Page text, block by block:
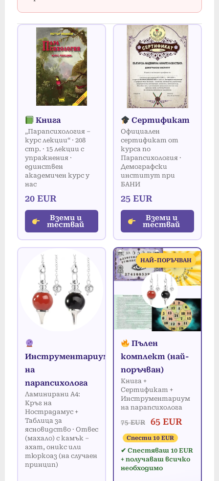
Книга
„Парапсихология –
курс лекции“ · 208
стр. · 15 лекции с
упражнения ·
единствен
академичен курс у
нас
20 EUR
Вземи и
тествай
Сертификат
Официален
сертификат от
курса по
Парапсихология ·
Демографски
институт при
БАНИ
25 EUR
Вземи и
тествай
Инструментариум
на
парапсихолога
Ламинирани А4:
Кръг на
Нострадамус +
Таблица за
ясновидство · Отвес
(махало) с камък –
ахат, оникс или
тюркоаз (на случаен
принцип)
НАЙ-ПОРЪЧВАН
Пълен
комплект (най-
поръчван)
Книга +
Сертификат +
Инструментариум
на парапсихолога
75 EUR 65 EUR
Спести 10 EUR
✔ Спестяваш 10 EUR
+ получаваш всичко
необходимо